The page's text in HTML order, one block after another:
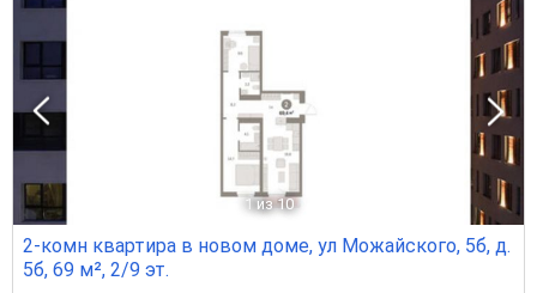
1 из 10
2-комн квартира в новом доме, ул Можайского, 5б, д.
5б, 69 м², 2/9 эт.